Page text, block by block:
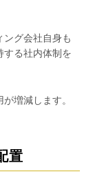
グ会社自身も
する社内体制を
増減します。
置